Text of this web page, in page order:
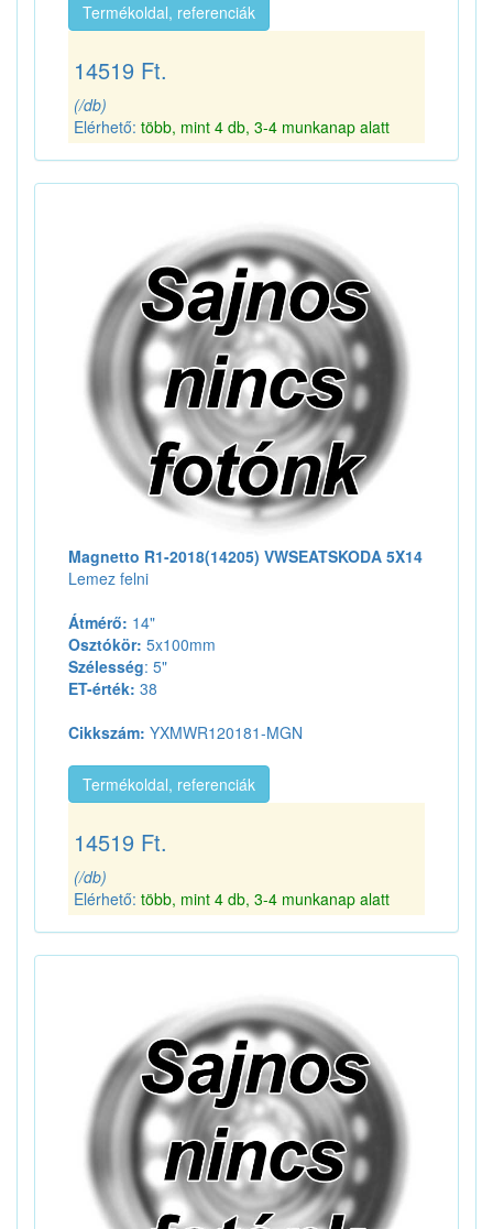
Termékoldal, referenciák
14519 Ft.
(/db)
Elérhető: több, mint 4 db, 3-4 munkanap alatt
Magnetto R1-2018(14205) VWSEATSKODA 5X14
Lemez felni
Átmérő: 14"
Osztókör: 5x100mm
Szélesség: 5"
ET-érték: 38
Cikkszám: YXMWR120181-MGN
Termékoldal, referenciák
14519 Ft.
(/db)
Elérhető: több, mint 4 db, 3-4 munkanap alatt